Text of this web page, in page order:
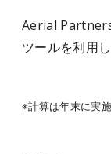
Aerial
ツールを利用
※計算は年末に実